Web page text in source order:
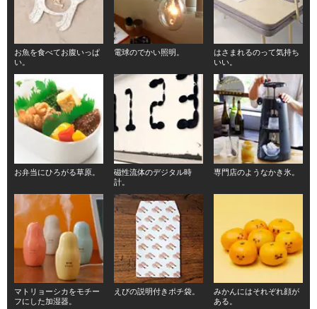
お魚を食べてお腹いっぱ
い。
電球のでかい照明。
はさまれるのって気持ち
いい。
お弁当にひろがる草原。
磁性流体のデジタル時
計。
専門店のようなかき氷。
マトリョーシカをモチー
フにした加湿器。
えびの説明付きポチ袋。
みかんにはそれぞれ顔が
ある。